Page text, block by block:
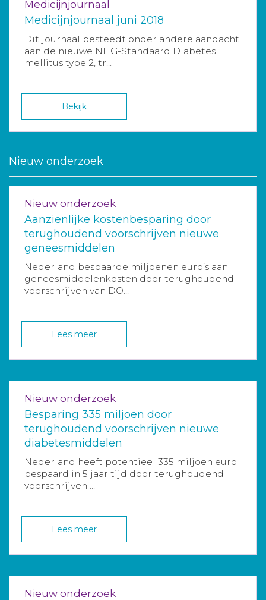
Medicijnjournaal
Medicijnjournaal juni 2018
Dit journaal besteedt onder andere aandacht
aan de nieuwe NHG-Standaard Diabetes
mellitus type 2, tr...
Bekijk
Nieuw onderzoek
Nieuw onderzoek
Aanzienlijke kostenbesparing door
terughoudend voorschrijven nieuwe
geneesmiddelen
Nederland bespaarde miljoenen euro’s aan
geneesmiddelenkosten door terughoudend
voorschrijven van DO...
Lees meer
Nieuw onderzoek
Besparing 335 miljoen door
terughoudend voorschrijven nieuwe
diabetesmiddelen
Nederland heeft potentieel 335 miljoen euro
bespaard in 5 jaar tijd door terughoudend
voorschrijven ...
Lees meer
Nieuw onderzoek